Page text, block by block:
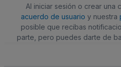
Al iniciar sesión o crear una
acuerdo de usuario y nuestra
posible que recibas
parte, pero puedes darte de